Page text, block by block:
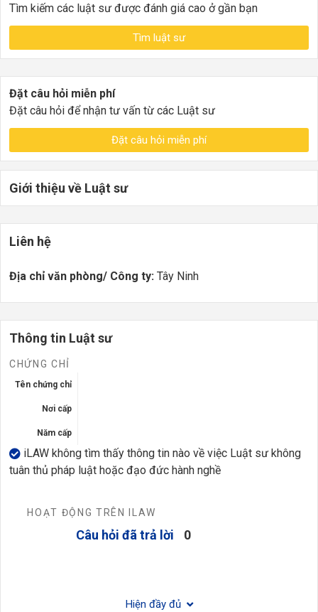
Tìm kiếm các luật sư được đánh giá cao ở gần bạn
Tìm luật sư
Đặt câu hỏi miễn phí
Đặt câu hỏi để nhận tư vấn từ các Luật sư
Đặt câu hỏi miễn phí
Giới thiệu về Luật sư
Liên hệ
Địa chỉ văn phòng/ Công ty: Tây Ninh
Thông tin Luật sư
CHỨNG CHỈ
Tên chứng chỉ
Nơi cấp
Năm cấp
iLAW không tìm thấy thông tin nào về việc Luật sư không
tuân thủ pháp luật hoặc đạo đức hành nghề
HOẠT ĐỘNG TRÊN ILAW
Câu hỏi đã trả lời 0
Hiện đầy đủ